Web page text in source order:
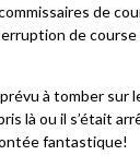
de
de
à tomber sur
là ou il s’était
fantastique!